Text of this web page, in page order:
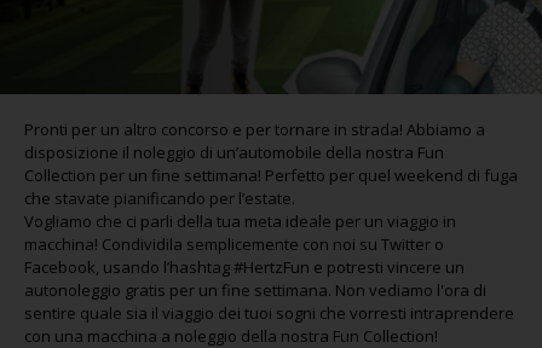
Pronti per un altro concorso e per tornare in strada! Abbiamo a
disposizione il noleggio di un’automobile della nostra Fun
Collection per un fine settimana! Perfetto per quel weekend di fuga
che stavate pianificando per l’estate.
Vogliamo che ci parli della tua meta ideale per un viaggio in
macchina! Condividila semplicemente con noi su Twitter o
Facebook, usando l’hashtag #HertzFun e potresti vincere un
autonoleggio gratis per un fine settimana. Non vediamo l'ora di
sentire quale sia il viaggio dei tuoi sogni che vorresti intraprendere
con una macchina a noleggio della nostra Fun Collection!